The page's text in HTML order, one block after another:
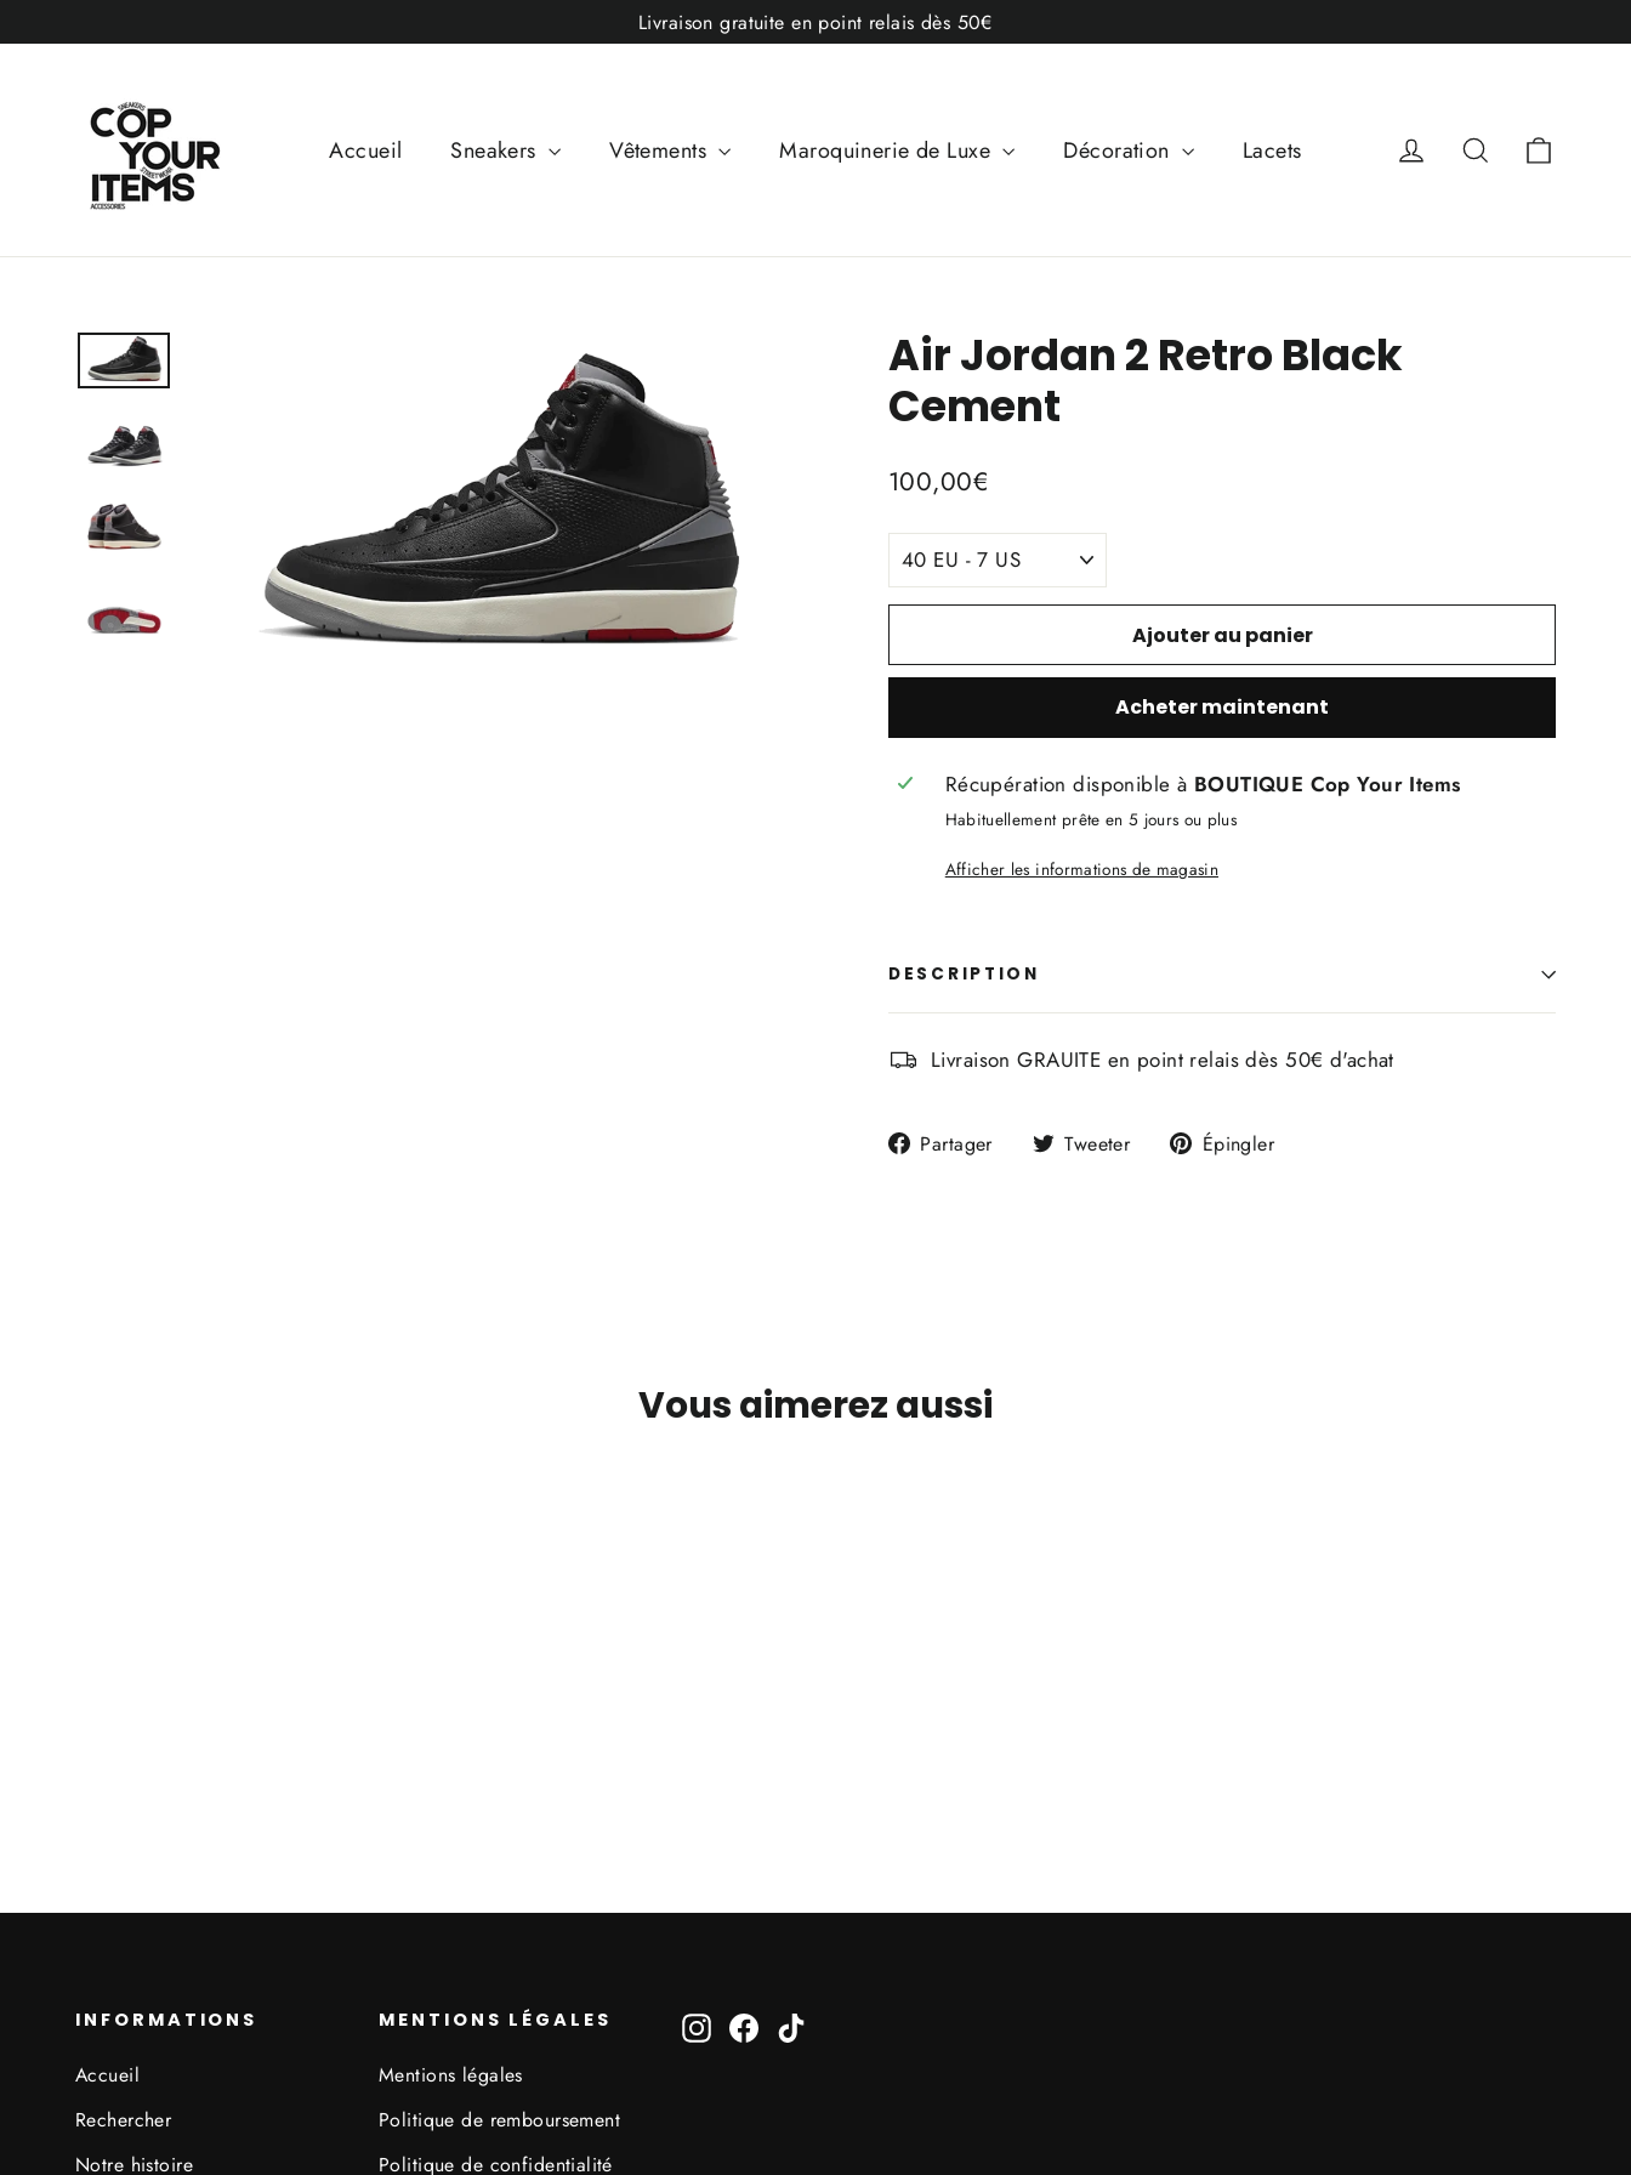
au
Livraison gratuite en point relais dès 50€
Accueil Sneakers Vêtements Maroquinerie de Luxe Décoration Lacets Se connecter
Rechercher
Air Jordan 2 Retro Black
Cement
Prix
100,00€
TITLE
Ajouter au panier
Acheter maintenant
Récupération disponible à BOUTIQUE Cop Your Items
Habituellement prête en 5 jours ou plus
Afficher les informations de magasin
DESCRIPTION
Livraison GRAUITE en point relais dès 50€ d'achat
Partager
PartagerTweeter
TweeterÉpingler
Vous aimerez aussi
INFORMATIONS
Accueil
Rechercher
Notre histoire
MENTIONS LÉGALES
Mentions légales
Politique de remboursement
Politique de confidentialité
Instagram
Facebook